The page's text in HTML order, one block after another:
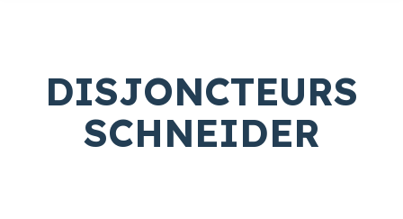
DISJONCTEURS
SCHNEIDER